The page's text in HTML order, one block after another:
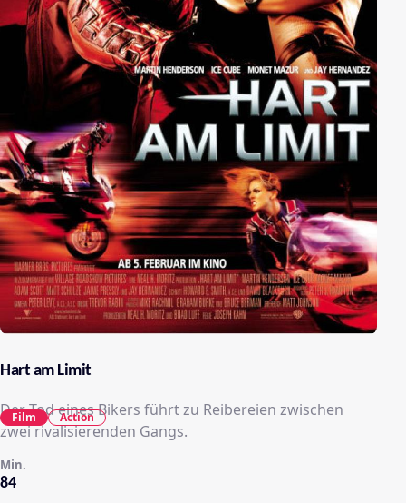
Hart am Limit
Der Tod eines Bikers führt zu Reibereien zwischen
zwei rivalisierenden Gangs.
84
Min.
Film Action